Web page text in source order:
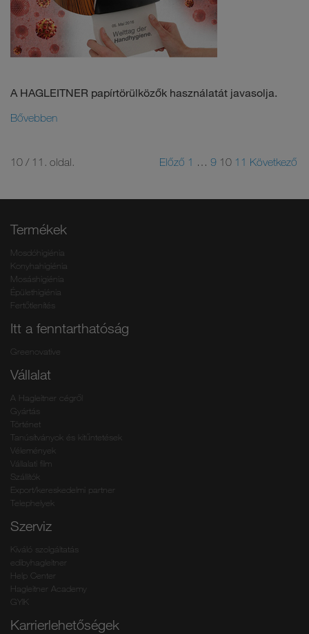
A HAGLEITNER papírtörülközők használatát javasolja.
Bővebben
10 / 11. oldal. Előző 1 … 9 10 11 Következő
Termékek
Mosdóhigiénia
Konyhahigiénia
Mosáshigiénia
Épülethigiénia
Fertőtlenítés
Itt a fenntarthatóság
Greenovative
Vállalat
A Hagleitner cégről
Gyártás
Történet
Tanúsítványok és kitűntetések
Vélemények
Vállalati film
Szállítók
Export/kereskedelmi partner
Telephelyek
Szerviz
Kiváló szolgáltatás
edibyhagleitner
Help Center
Hagleitner Academy
GYIK
Karrierlehetőségek